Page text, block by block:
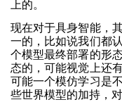
上的。
现在对于具身智能，
一的，比如说我们都
个模型最终部署的形
态的，可能视觉上还
可能一个模仿学习是
些世界模型的加持，